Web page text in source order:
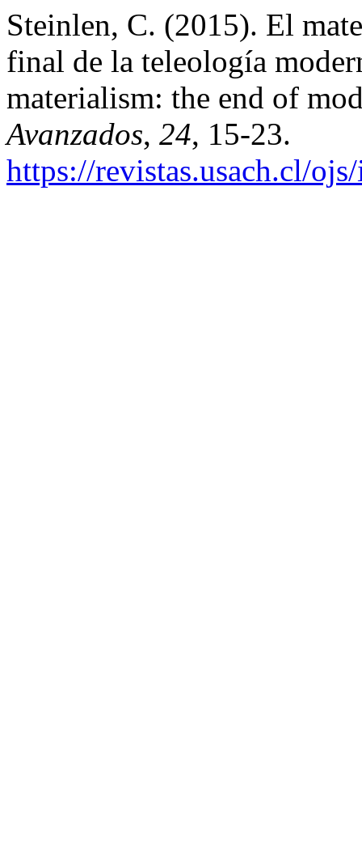
Steinlen, C. (2015). El
final de la teleología
materialism: the end of
Avanzados, 24, 15-23.
https://revistas.usach.cl/